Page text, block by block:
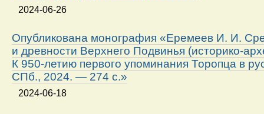
2024-06-26
Опубликована монография «Еремеев И. И.
и древности Верхнего Подвинья (историко-
К 950-летию первого упоминания Торопца в
СПб., 2024. — 274 с.»
2024-06-18